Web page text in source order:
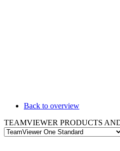
Back to overview
TEAMVIEWER PRODUCTS